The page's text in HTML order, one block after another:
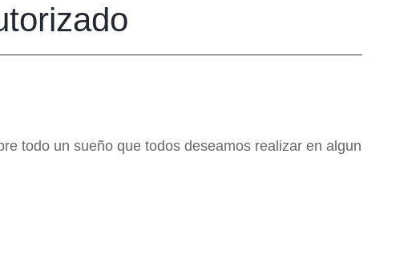
todo un sueño que todos deseamos realizar en algun